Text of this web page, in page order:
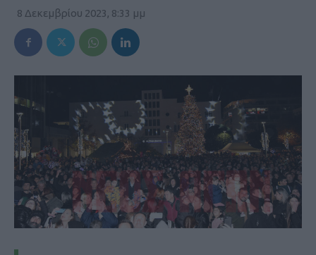
8 Δεκεμβρίου 2023, 8:33 μμ